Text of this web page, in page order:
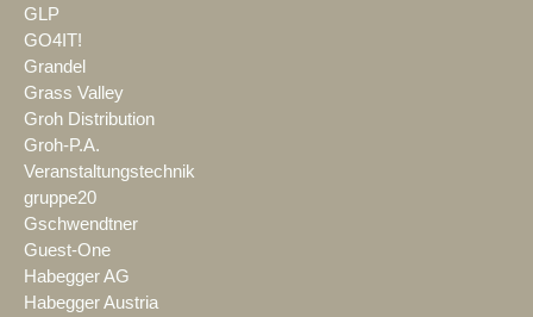
GLP
GO4IT!
Grandel
Grass Valley
Groh Distribution
Groh-P.A.
Veranstaltungstechnik
gruppe20
Gschwendtner
Guest-One
Habegger AG
Habegger Austria